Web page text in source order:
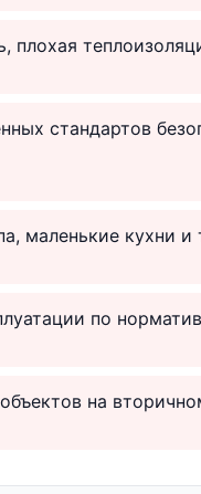
плохая
стандартов
маленькие кухни и
по
на